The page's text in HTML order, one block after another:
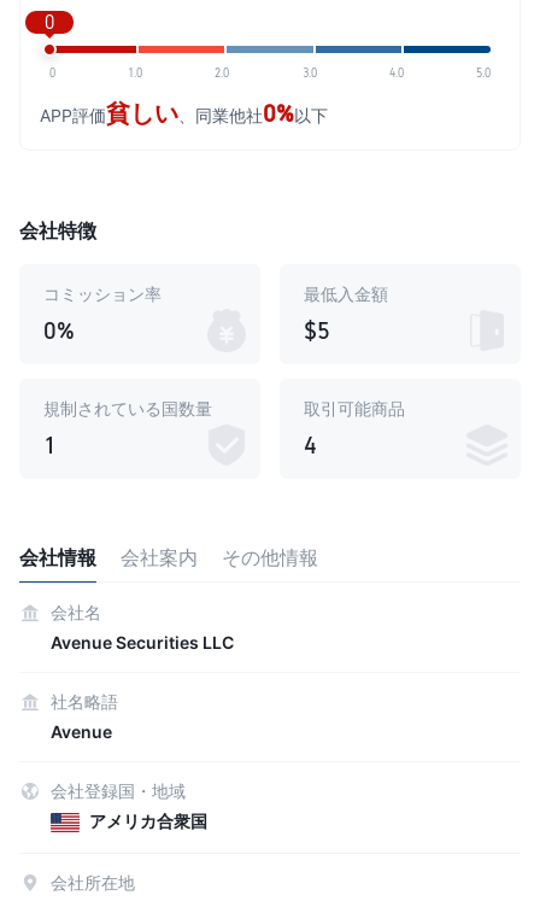
0
0 1.0 2.0 3.0 4.0 5.0
APP評価貧しい 、同業他社0%以下
会社特徴
コミッション率
0%
最低入金額
$5
規制されている国数量
1
取引可能商品
4
会社情報 会社案内 その他情報
会社名
Avenue Securities LLC
社名略語
Avenue
会社登録国・地域
アメリカ合衆国
会社所在地